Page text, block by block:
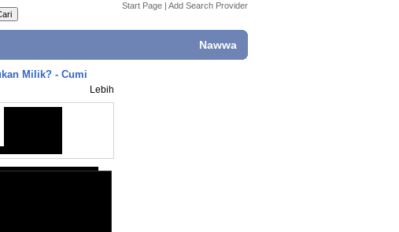
Start Page | Add Search Provider
Nawwa
Milik? - Cumi
Lebih